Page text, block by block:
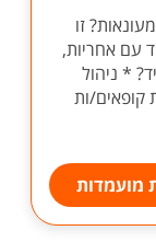
זו
עם אחריות,
* ניהול
קופאים/ות
מועמדות